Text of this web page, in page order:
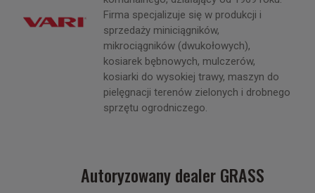
Firma specjalizuje się w produkcji i
sprzedaży miniciągników,
mikrociągników (dwukołowych),
kosiarek bębnowych, mulczerów,
kosiarki do wysokiej trawy, maszyn do
pielęgnacji terenów zielonych i drobnego
sprzętu ogrodniczego.
Autoryzowany dealer GRASS